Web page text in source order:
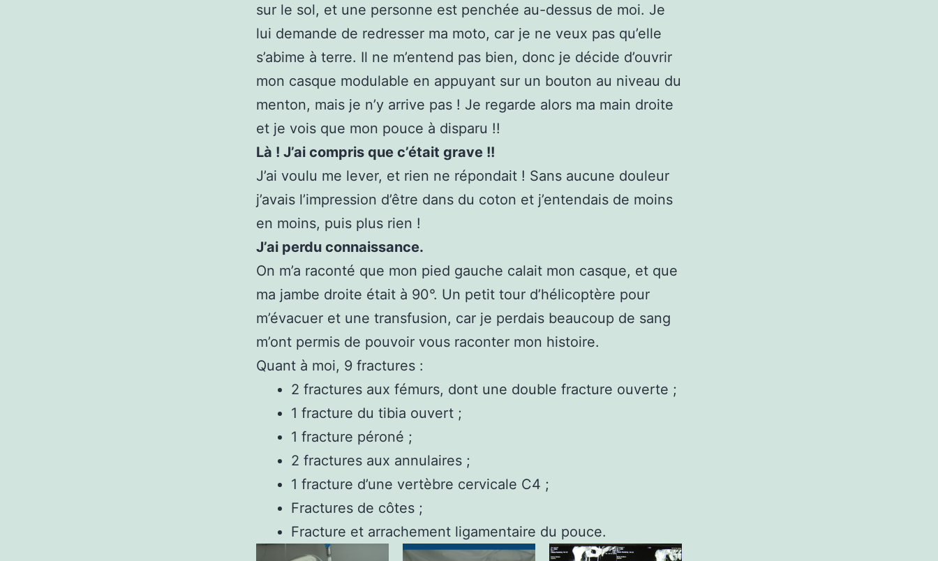
sur le sol, et une personne est penchée au-dessus de moi. Je
lui demande de redresser ma moto, car je ne veux pas qu’elle
s’abime à terre. Il ne m’entend pas bien, donc je décide d’ouvrir
mon casque modulable en appuyant sur un bouton au niveau du
menton, mais je n’y arrive pas ! Je regarde alors ma main droite
et je vois que mon pouce à disparu !!
Là ! J’ai compris que c’était grave !!
J’ai voulu me lever, et rien ne répondait ! Sans aucune douleur
j’avais l’impression d’être dans du coton et j’entendais de moins
en moins, puis plus rien !
J’ai perdu connaissance.
On m’a raconté que mon pied gauche calait mon casque, et que
ma jambe droite était à 90°. Un petit tour d’hélicoptère pour
m’évacuer et une transfusion, car je perdais beaucoup de sang
m’ont permis de pouvoir vous raconter mon histoire.
Quant à moi, 9 fractures :
2 fractures aux fémurs, dont une double fracture ouverte ;
1 fracture du tibia ouvert ;
1 fracture péroné ;
2 fractures aux annulaires ;
1 fracture d’une vertèbre cervicale C4 ;
Fractures de côtes ;
Fracture et arrachement ligamentaire du pouce.